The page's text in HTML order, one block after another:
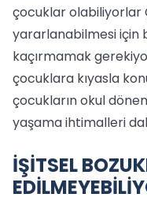
çocuklar olabiliyorlar
yararlanabilmesi için
kaçırmamak
çocuklara kıyasla
çocukların okul
yaşama ihtimalleri
İŞİTSEL